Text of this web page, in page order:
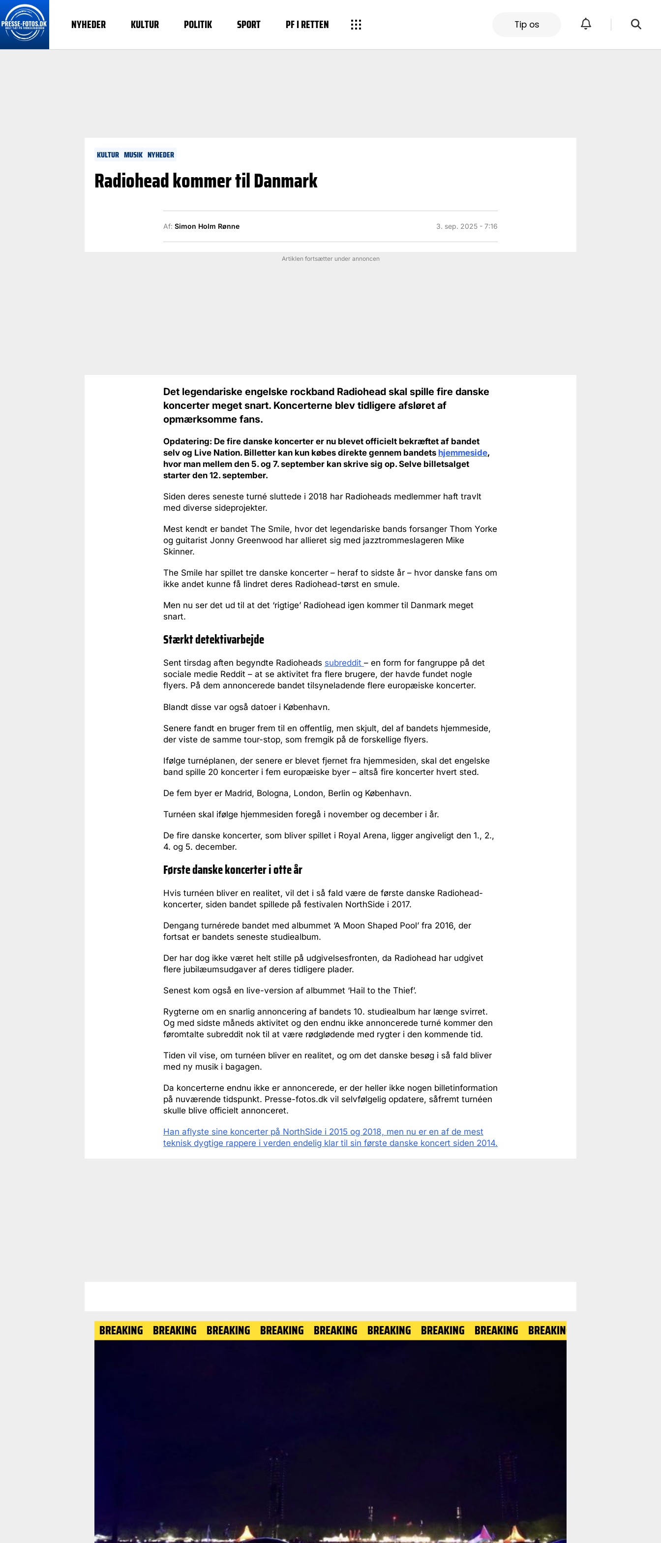
NYHEDER KULTUR POLITIK SPORT PF I RETTEN Tip os
KULTUR MUSIK NYHEDER
Radiohead kommer til Danmark
Af: Simon Holm Rønne 3. sep. 2025 - 7:16
Artiklen fortsætter under annoncen
Det legendariske engelske rockband Radiohead skal spille fire danske
koncerter meget snart. Koncerterne blev tidligere afsløret af
opmærksomme fans.
Opdatering: De fire danske koncerter er nu blevet officielt bekræftet af bandet
selv og Live Nation. Billetter kan kun købes direkte gennem bandets hjemmeside,
hvor man mellem den 5. og 7. september kan skrive sig op. Selve billetsalget
starter den 12. september.
Siden deres seneste turné sluttede i 2018 har Radioheads medlemmer haft travlt
med diverse sideprojekter.
Mest kendt er bandet The Smile, hvor det legendariske bands forsanger Thom Yorke
og guitarist Jonny Greenwood har allieret sig med jazztrommeslageren Mike
Skinner.
The Smile har spillet tre danske koncerter – heraf to sidste år – hvor danske fans om
ikke andet kunne få lindret deres Radiohead-tørst en smule.
Men nu ser det ud til at det ‘rigtige’ Radiohead igen kommer til Danmark meget
snart.
Stærkt detektivarbejde
Sent tirsdag aften begyndte Radioheads subreddit – en form for fangruppe på det
sociale medie Reddit – at se aktivitet fra flere brugere, der havde fundet nogle
flyers. På dem annoncerede bandet tilsyneladende flere europæiske koncerter.
Blandt disse var også datoer i København.
Senere fandt en bruger frem til en offentlig, men skjult, del af bandets hjemmeside,
der viste de samme tour-stop, som fremgik på de forskellige flyers.
Ifølge turnéplanen, der senere er blevet fjernet fra hjemmesiden, skal det engelske
band spille 20 koncerter i fem europæiske byer – altså fire koncerter hvert sted.
De fem byer er Madrid, Bologna, London, Berlin og København.
Turnéen skal ifølge hjemmesiden foregå i november og december i år.
De fire danske koncerter, som bliver spillet i Royal Arena, ligger angiveligt den 1., 2.,
4. og 5. december.
Første danske koncerter i otte år
Hvis turnéen bliver en realitet, vil det i så fald være de første danske Radiohead-
koncerter, siden bandet spillede på festivalen NorthSide i 2017.
Dengang turnérede bandet med albummet ‘A Moon Shaped Pool’ fra 2016, der
fortsat er bandets seneste studiealbum.
Der har dog ikke været helt stille på udgivelsesfronten, da Radiohead har udgivet
flere jubilæumsudgaver af deres tidligere plader.
Senest kom også en live-version af albummet ‘Hail to the Thief’.
Rygterne om en snarlig annoncering af bandets 10. studiealbum har længe svirret.
Og med sidste måneds aktivitet og den endnu ikke annoncerede turné kommer den
føromtalte subreddit nok til at være rødglødende med rygter i den kommende tid.
Tiden vil vise, om turnéen bliver en realitet, og om det danske besøg i så fald bliver
med ny musik i bagagen.
Da koncerterne endnu ikke er annoncerede, er der heller ikke nogen billetinformation
på nuværende tidspunkt. Presse-fotos.dk vil selvfølgelig opdatere, såfremt turnéen
skulle blive officielt annonceret.
Han aflyste sine koncerter på NorthSide i 2015 og 2018, men nu er en af de mest
teknisk dygtige rappere i verden endelig klar til sin første danske koncert siden 2014.
BREAKING BREAKING BREAKING BREAKING BREAKING BREAKING BREAKING BREAKING BREAKING BREAKING